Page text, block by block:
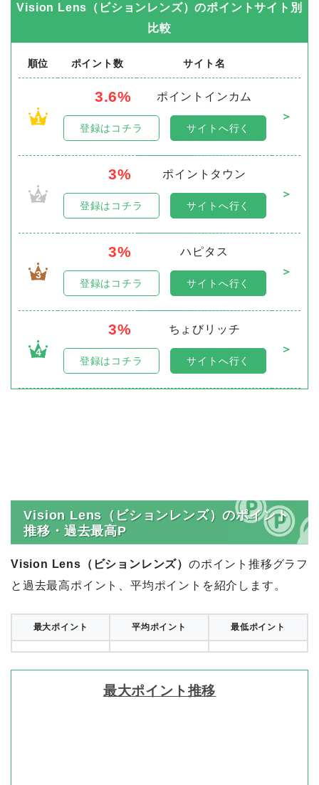
Vision Lens（ビションレンズ）のポイントサイト別
比較
順位 ポイント数 サイト名
1
3.6%
ポイントインカム
＞
登録はコチラ サイトへ行く
2
3%
ポイントタウン
＞
登録はコチラ サイトへ行く
3
3%
ハピタス
＞
登録はコチラ サイトへ行く
4
3%
ちょびリッチ
＞
登録はコチラ サイトへ行く
Vision Lens（ビションレンズ）のポイント
推移・過去最高P
Vision Lens（ビションレンズ）のポイント推移グラフ
と過去最高ポイント、平均ポイントを紹介します。
最大ポイント 平均ポイント 最低ポイント
最大ポイント推移